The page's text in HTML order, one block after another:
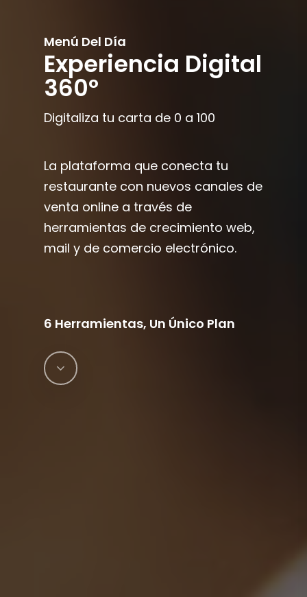
Menú Del Día
Experiencia Digital
360º
Digitaliza tu carta de 0 a 100
La plataforma que conecta tu
restaurante con nuevos canales de
venta online a través de
herramientas de crecimiento web,
mail y de comercio electrónico.
6 Herramientas, Un Único Plan